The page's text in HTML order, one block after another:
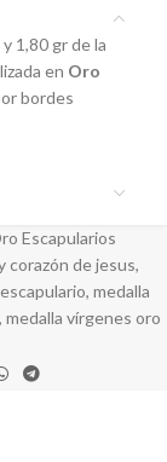
1,80 gr de la
en Oro
bordes
Escapularios
corazón de jesus,
, medalla
, medalla vírgenes oro